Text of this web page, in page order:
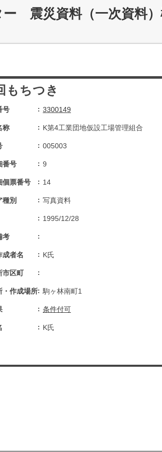
ー 震災資料（一次資料
もちつき
号 3300149
称 K第4工業団地仮設工場管理組合
005003
番号 9
個票番号 14
種別 写真資料
1995/12/28
考
成者名 K氏
市区町
・作成場所 駒ヶ林南町1
条件付可
K氏